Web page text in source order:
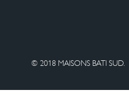
© 2018 MAISONS BATI SUD.